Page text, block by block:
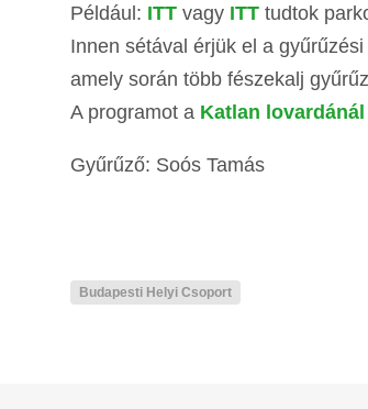
Például: ITT vagy ITT tudtok
Innen sétával érjük el a
amely során több fészekalj
A programot a Katlan lovardánál
Gyűrűző: Soós Tamás
Budapesti Helyi Csoport